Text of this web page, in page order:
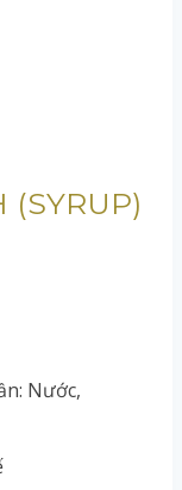
(SYRUP)
Nước,